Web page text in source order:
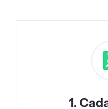
1.